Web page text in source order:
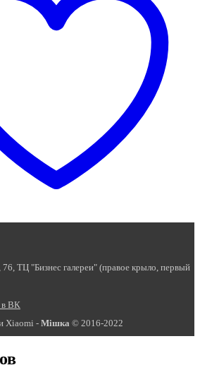
ТЦ "Бизнес галереи" (правое крыло, первый
Xiaomi - Miшка © 2016-2022